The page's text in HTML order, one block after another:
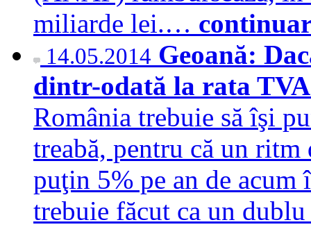
miliarde lei.…
14.05.2014 Geoană:
dintr-odată la rata
România trebuie să îşi
treabă, pentru că un ritm
puţin 5% pe an de acum
trebuie făcut ca un